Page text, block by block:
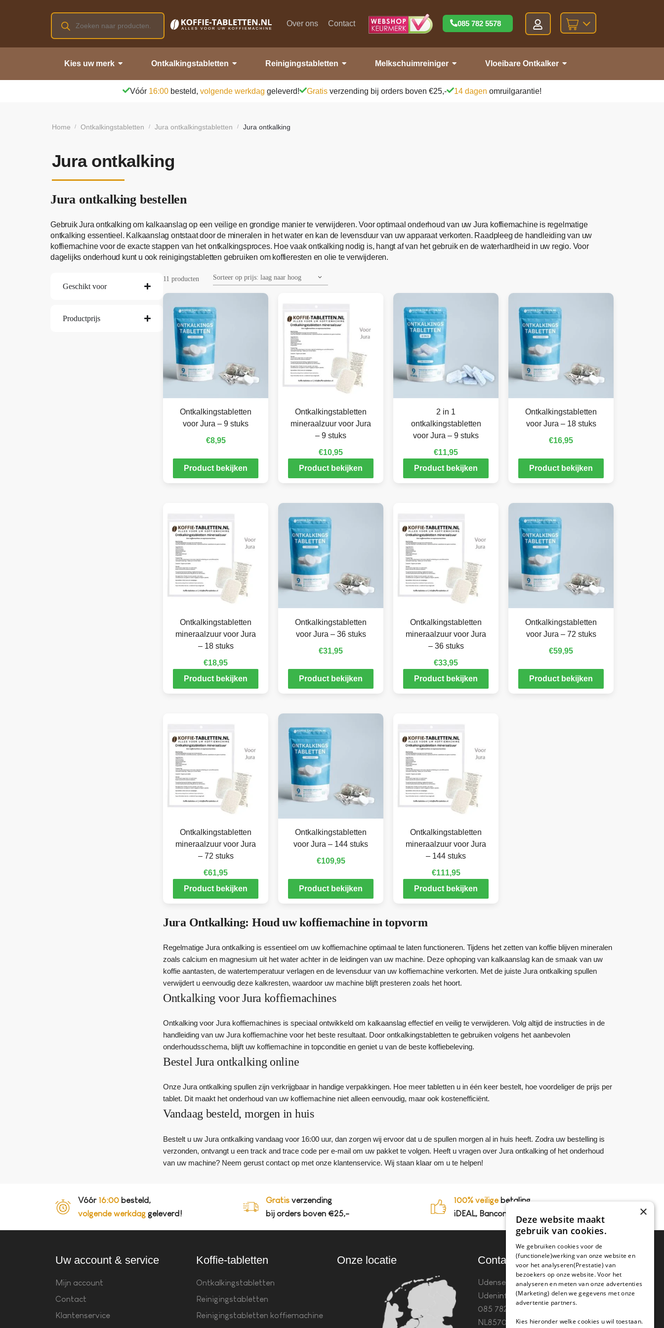
Over ons Contact 085 782 5578
Kies uw merk Ontkalkingstabletten Reinigingstabletten Melkschuimreiniger Vloeibare Ontkalker
Vóór 16:00 besteld, volgende werkdag geleverd! Gratis verzending bij orders boven €25,- 14 dagen omruilgarantie!
Home / Ontkalkingstabletten / Jura ontkalkingstabletten / Jura ontkalking
Jura ontkalking
Jura ontkalking bestellen
Gebruik Jura ontkalking om kalkaanslag op een veilige en grondige manier te verwijderen. Voor optimaal onderhoud van uw Jura koffiemachine is regelmatige
ontkalking essentieel. Kalkaanslag ontstaat door de mineralen in het water en kan de levensduur van uw apparaat verkorten. Raadpleeg de handleiding van uw
koffiemachine voor de exacte stappen van het ontkalkingsproces. Hoe vaak ontkalking nodig is, hangt af van het gebruik en de waterhardheid in uw regio. Voor
dagelijks onderhoud kunt u ook reinigingstabletten gebruiken om koffieresten en olie te verwijderen.
Geschikt voor
Productprijs
11 producten
Ontkalkingstabletten
voor Jura – 9 stuks
€8,95
Product bekijken
Ontkalkingstabletten
mineraalzuur voor Jura
– 9 stuks
€10,95
Product bekijken
2 in 1
ontkalkingstabletten
voor Jura – 9 stuks
€11,95
Product bekijken
Ontkalkingstabletten
voor Jura – 18 stuks
€16,95
Product bekijken
Ontkalkingstabletten
mineraalzuur voor Jura
– 18 stuks
€18,95
Product bekijken
Ontkalkingstabletten
voor Jura – 36 stuks
€31,95
Product bekijken
Ontkalkingstabletten
mineraalzuur voor Jura
– 36 stuks
€33,95
Product bekijken
Ontkalkingstabletten
voor Jura – 72 stuks
€59,95
Product bekijken
Ontkalkingstabletten
mineraalzuur voor Jura
– 72 stuks
€61,95
Product bekijken
Ontkalkingstabletten
voor Jura – 144 stuks
€109,95
Product bekijken
Ontkalkingstabletten
mineraalzuur voor Jura
– 144 stuks
€111,95
Product bekijken
Jura Ontkalking: Houd uw koffiemachine in topvorm
Regelmatige Jura ontkalking is essentieel om uw koffiemachine optimaal te laten functioneren. Tijdens het zetten van koffie blijven mineralen
zoals calcium en magnesium uit het water achter in de leidingen van uw machine. Deze ophoping van kalkaanslag kan de smaak van uw
koffie aantasten, de watertemperatuur verlagen en de levensduur van uw koffiemachine verkorten. Met de juiste Jura ontkalking spullen
verwijdert u eenvoudig deze kalkresten, waardoor uw machine blijft presteren zoals het hoort.
Ontkalking voor Jura koffiemachines
Ontkalking voor Jura koffiemachines is speciaal ontwikkeld om kalkaanslag effectief en veilig te verwijderen. Volg altijd de instructies in de
handleiding van uw Jura koffiemachine voor het beste resultaat. Door ontkalkingstabletten te gebruiken volgens het aanbevolen
onderhoudsschema, blijft uw koffiemachine in topconditie en geniet u van de beste koffiebeleving.
Bestel Jura ontkalking online
Onze Jura ontkalking spullen zijn verkrijgbaar in handige verpakkingen. Hoe meer tabletten u in één keer bestelt, hoe voordeliger de prijs per
tablet. Dit maakt het onderhoud van uw koffiemachine niet alleen eenvoudig, maar ook kostenefficiënt.
Vandaag besteld, morgen in huis
Bestelt u uw Jura ontkalking vandaag voor 16:00 uur, dan zorgen wij ervoor dat u de spullen morgen al in huis heeft. Zodra uw bestelling is
verzonden, ontvangt u een track and trace code per e-mail om uw pakket te volgen. Heeft u vragen over Jura ontkalking of het onderhoud
van uw machine? Neem gerust contact op met onze klantenservice. Wij staan klaar om u te helpen!
Vóór 16:00 besteld,
volgende werkdag geleverd!
Gratis verzending
bij orders boven €25,-
100% veiligebetaling,
iDEAL, Bancontact en op rekening
Uw account & service
Mijn account
Contact
Klantenservice
Koffie-tabletten
Ontkalkingstabletten
Reinigingstabletten
Reinigingstabletten koffiemachine
Onze locatie Contact
Udenseweg 8B 5405 PA
Udeninfo(@)koffie-tabletten.nlTel.
085 782 5578KvK 67529623 Btw:
NL857053759B01
×
Deze website maakt
gebruik van cookies.
We gebruiken cookies voor de
(functionele)werking van onze website en
voor het analyseren(Prestatie) van
bezoekers op onze website. Voor het
analyseren en meten van onze advertenties
(Marketing) delen we gegevens met onze
advertentie partners.
Kies hieronder welke cookies u wil toestaan.